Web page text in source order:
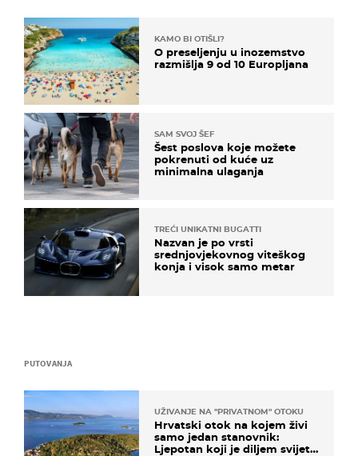
PUTOVANJA
UŽIVANJE NA "PRIVATNOM" OTOKU
Hrvatski otok na kojem živi
samo jedan stanovnik:
Ljepotan koji je diljem svijeta
KAMO BI OTIŠLI?
O preseljenju u inozemstvo
razmišlja 9 od 10 Europljana
SAM SVOJ ŠEF
Šest poslova koje možete
pokrenuti od kuće uz
minimalna ulaganja
TREĆI UNIKATNI BUGATTI
Nazvan je po vrsti
srednjovjekovnog viteškog
konja i visok samo metar